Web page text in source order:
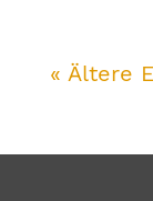
« Ältere